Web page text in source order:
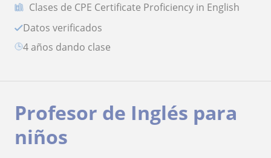
Clases de CPE Certificate Proficiency in English
Datos verificados
4 años dando clase
Profesor de Inglés para
niños